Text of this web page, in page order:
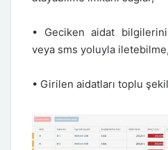
• Geciken aidat
veya sms yoluyla iletebilme,
• Girilen aidatları toplu